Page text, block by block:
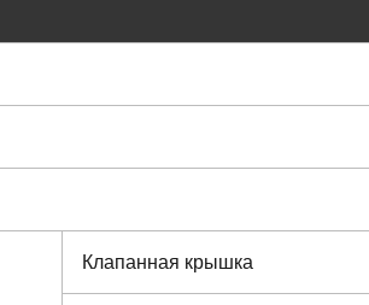
Клапанная крышка